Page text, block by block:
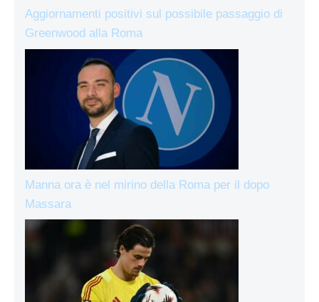
Aggiornamenti positivi sul possibile passaggio di
Greenwood alla Roma
Manna ora è nel mirino della Roma per il dopo
Massara